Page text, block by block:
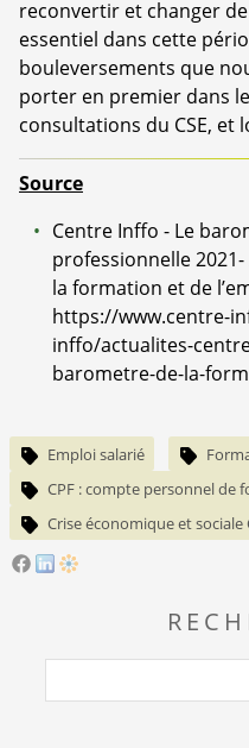
reconvertir et changer
essentiel dans cette
bouleversements que
porter en premier dans
consultations du CSE, et
Source
Centre Inffo - Le
professionnelle
la formation et de
https://www.centre-
inffo/actualites-
barometre-de-la-
Emploi salarié
CPF : compte personnel de
Crise économique et sociale